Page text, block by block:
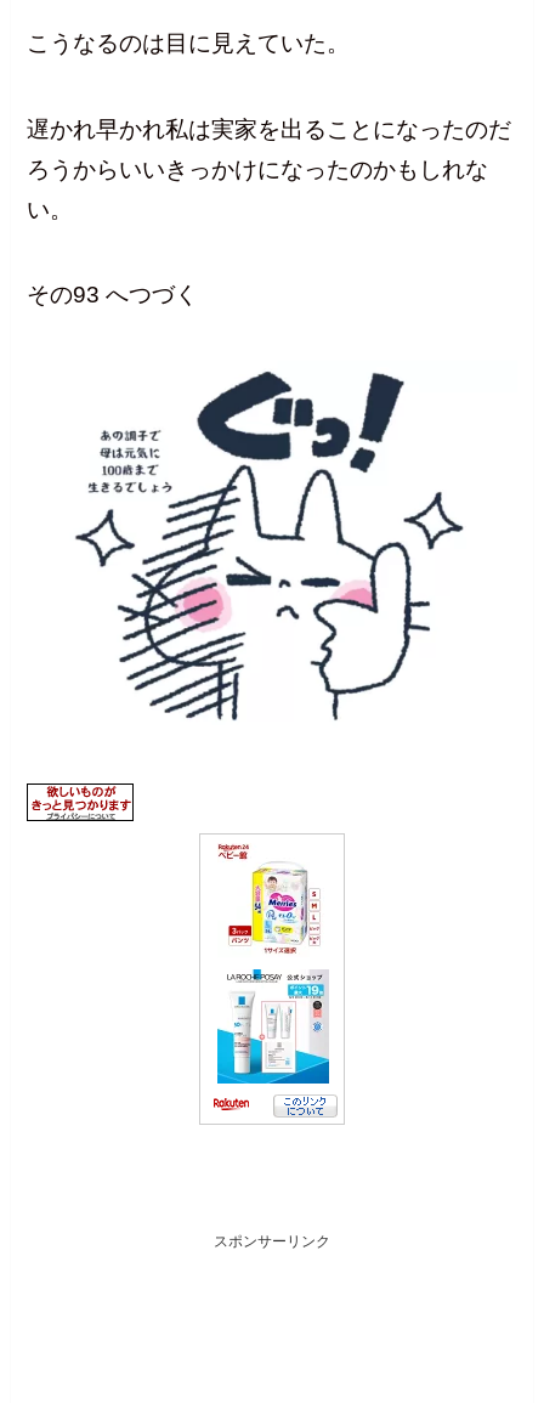
こうなるのは目に見えていた。
遅かれ早かれ私は実家を出ることになったのだ
ろうからいいきっかけになったのかもしれな
い。
その93 へつづく
スポンサーリンク